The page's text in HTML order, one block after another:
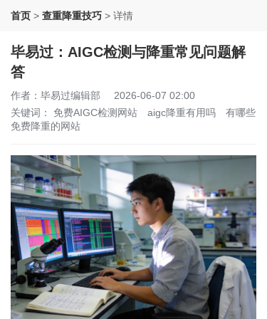
首页 > 查重降重技巧 > 详情
毕易过：AIGC检测与降重常见问题解
答
作者：毕易过编辑部
2026-06-07 02:00
关键词： 免费AIGC检测网站 aigc降重有用吗
有哪些
免费降重的网站